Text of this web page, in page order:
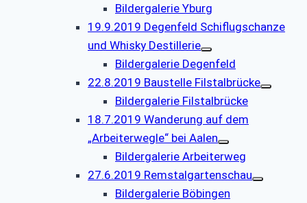
Bildergalerie Yburg
19.9.2019 Degenfeld Schiflugschanze
und Whisky Destillerie
Bildergalerie Degenfeld
22.8.2019 Baustelle Filstalbrücke
Bildergalerie Filstalbrücke
18.7.2019 Wanderung auf dem
„Arbeiterwegle“ bei Aalen
Bildergalerie Arbeiterweg
27.6.2019 Remstalgartenschau
Bildergalerie Böbingen